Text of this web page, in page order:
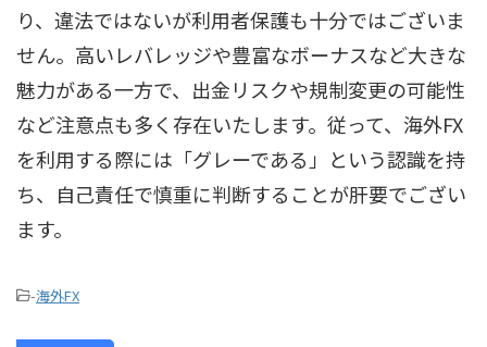
り、違法ではないが利用者保護も十分ではございま
せん。高いレバレッジや豊富なボーナスなど大きな
魅力がある一方で、出金リスクや規制変更の可能性
など注意点も多く存在いたします。従って、海外FX
を利用する際には「グレーである」という認識を持
ち、自己責任で慎重に判断することが肝要でござい
ます。
-海外FX